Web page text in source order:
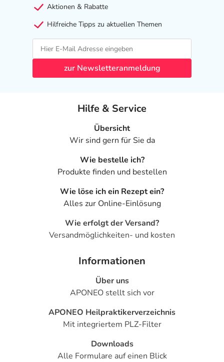
Aktionen & Rabatte
Hilfreiche Tipps zu aktuellen Themen
zur Newsletteranmeldung
Hilfe & Service
Übersicht
Wir sind gern für Sie da
Wie bestelle ich?
Produkte finden und bestellen
Wie löse ich ein Rezept ein?
Alles zur Online-Einlösung
Wie erfolgt der Versand?
Versandmöglichkeiten- und kosten
Informationen
Über uns
APONEO stellt sich vor
APONEO Heilpraktikerverzeichnis
Mit integriertem PLZ-Filter
Downloads
Alle Formulare auf einen Blick